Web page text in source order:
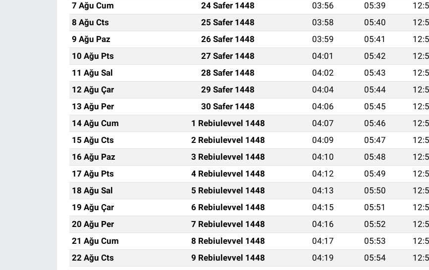
7 Ağu Cum
24 Safer 1448 03:56 05:39
8 Ağu Cts
25 Safer 1448 03:58 05:40
9 Ağu Paz
26 Safer 1448 03:59 05:41
10 Ağu Pts
27 Safer 1448 04:01 05:42
11 Ağu Sal
28 Safer 1448 04:02 05:43
12 Ağu Çar
29 Safer 1448 04:04 05:44
13 Ağu Per
30 Safer 1448 04:06 05:45
14 Ağu Cum
1 Rebiulevvel 1448 04:07 05:46
15 Ağu Cts
2 Rebiulevvel 1448 04:09 05:47
16 Ağu Paz
3 Rebiulevvel 1448 04:10 05:48
17 Ağu Pts
4 Rebiulevvel 1448 04:12 05:49
18 Ağu Sal
5 Rebiulevvel 1448 04:13 05:50
19 Ağu Çar
6 Rebiulevvel 1448 04:15 05:51
20 Ağu Per
7 Rebiulevvel 1448 04:16 05:52
21 Ağu Cum
8 Rebiulevvel 1448 04:17 05:53
22 Ağu Cts
9 Rebiulevvel 1448 04:19 05:54